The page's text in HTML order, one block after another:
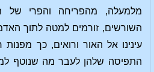
מלמעלה, מהפריחה והפרי של
השורשים, זורמים למטה לתוך
עינינו אל האור ורואים, כך
התפיסה שלהן לעבר מה שנוטף